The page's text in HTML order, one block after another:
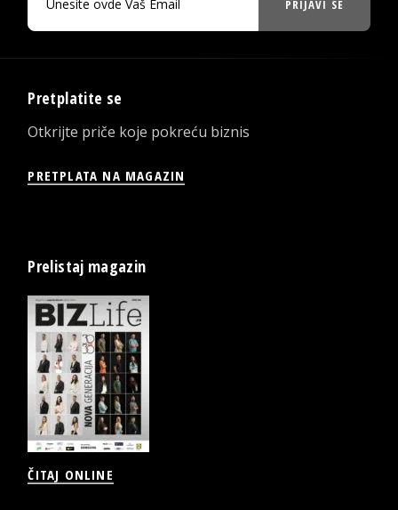
PRIJAVI SE
Pretplatite se
Otkrijte priče koje pokreću biznis
PRETPLATA NA MAGAZIN
Prelistaj magazin
ČITAJ ONLINE